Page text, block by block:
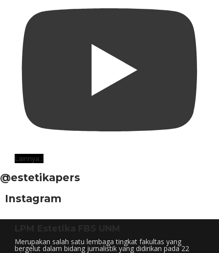
Lainnya...
@estetikapers
Instagram
Merupakan salah satu lembaga tingkat fakultas yang
bergelut dalam bidang jurnalistik yang didirikan pada 22